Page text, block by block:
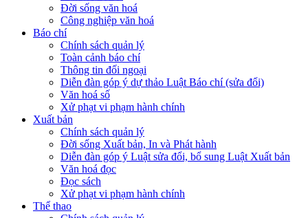
Đời sống văn hoá
Công nghiệp văn hoá
Báo chí
Chính sách quản lý
Toàn cảnh báo chí
Thông tin đối ngoại
Diễn đàn góp ý dự thảo Luật Báo chí (sửa đổi)
Văn hoá số
Xử phạt vi phạm hành chính
Xuất bản
Chính sách quản lý
Đời sống Xuất bản, In và Phát hành
Diễn đàn góp ý Luật sửa đổi, bổ sung Luật Xuất bản
Văn hoá đọc
Đọc sách
Xử phạt vi phạm hành chính
Thể thao